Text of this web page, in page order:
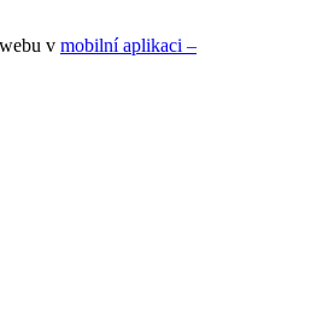
v mobilní aplikaci –